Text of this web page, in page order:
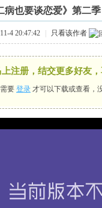
病也要谈恋爱》第二
4 20:47:42 只看该作者
上注册，结交更多好友
要 登录 才可以下载或查看，